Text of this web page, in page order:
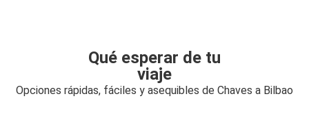
Qué esperar de tu
viaje
Opciones rápidas, fáciles y asequibles de Chaves a Bilbao